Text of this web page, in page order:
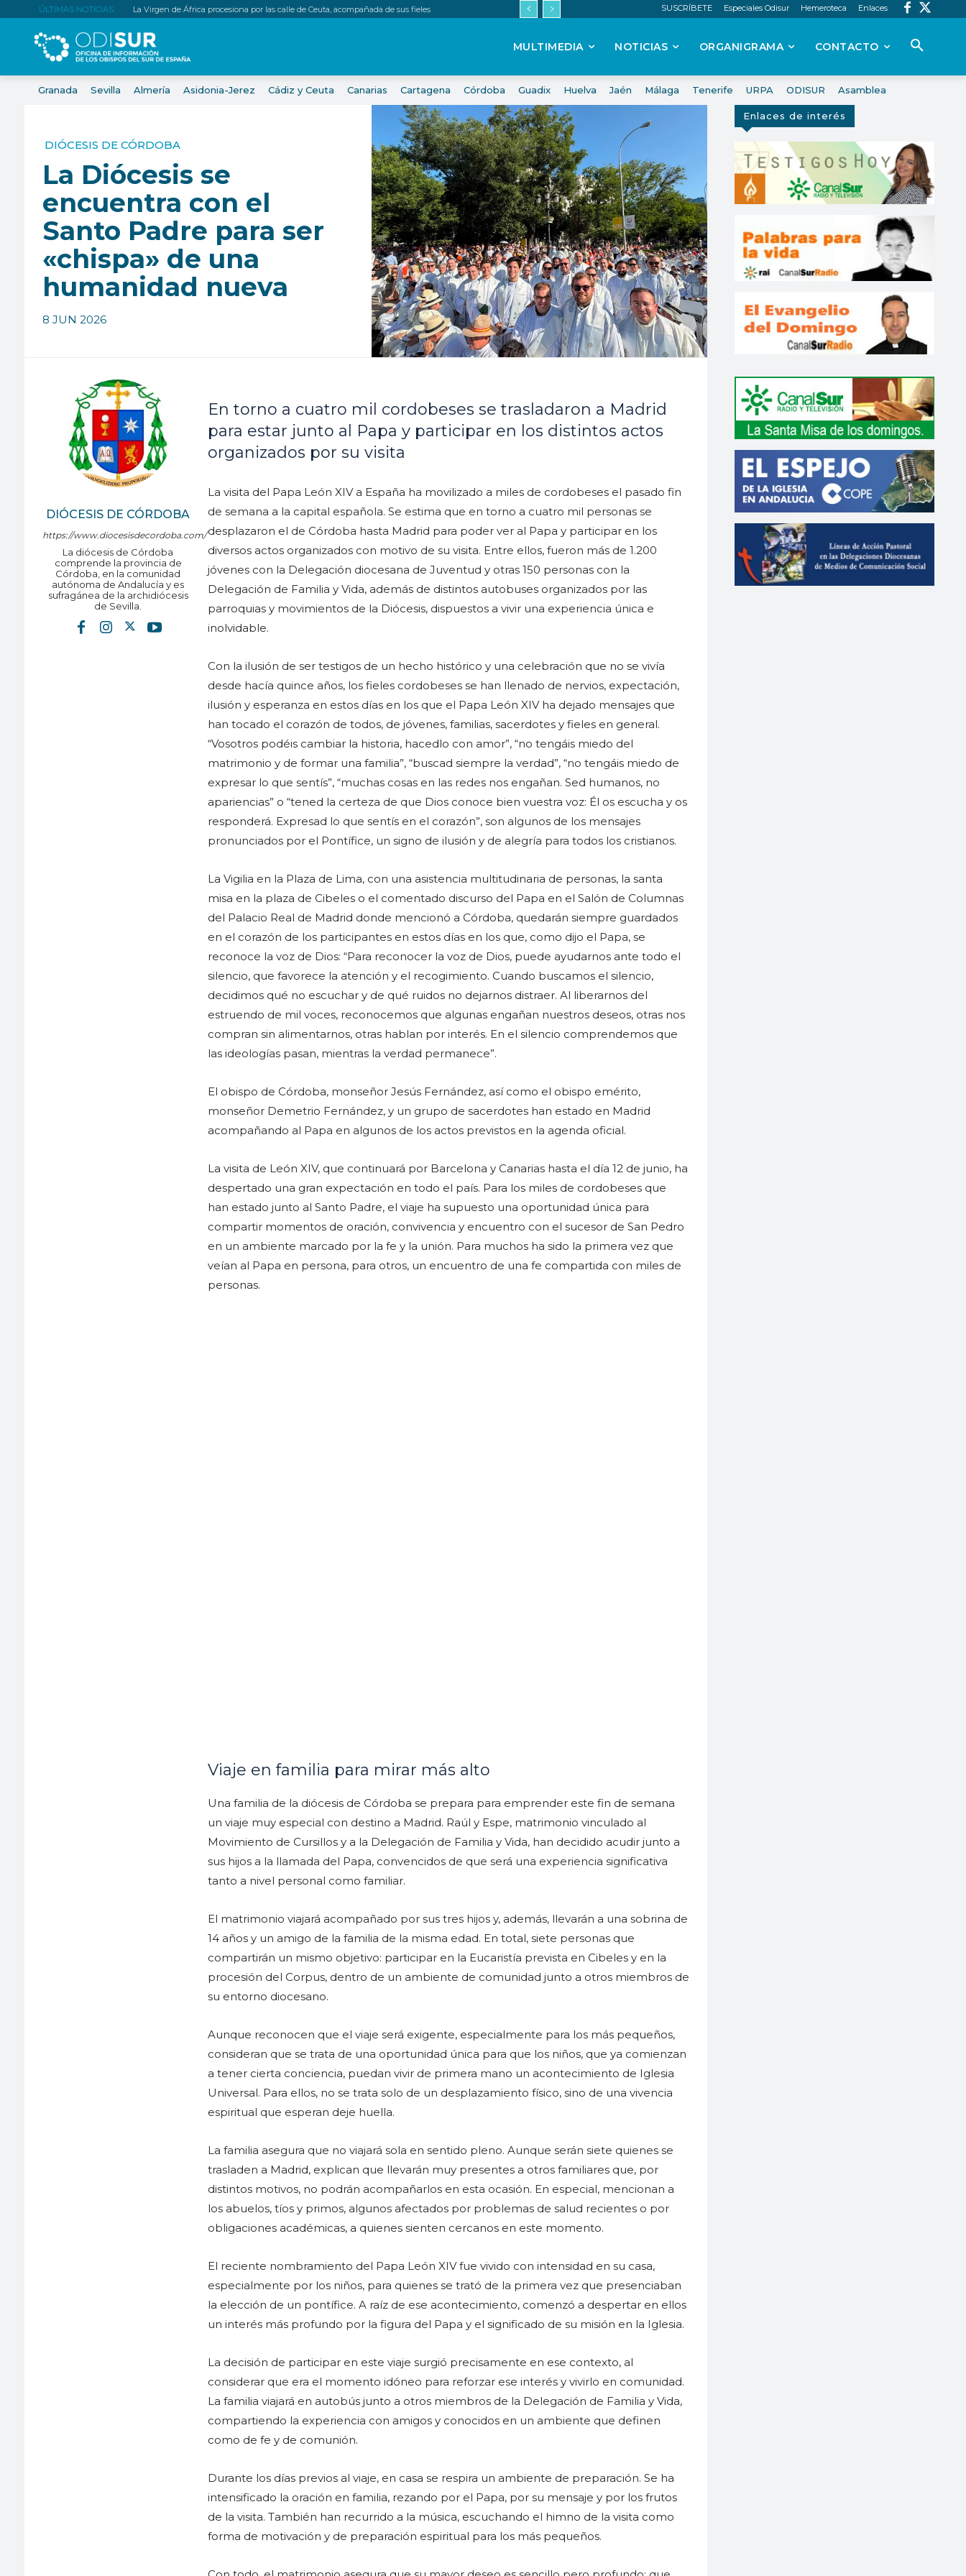
ÚLTIMAS NOTICIAS: La Virgen de África procesiona por las calle de Ceuta, acompañada de sus fieles SUSCRÍBETE Especiales Odisur Hemeroteca Enlaces
MULTIMEDIA NOTICIAS ORGANIGRAMA CONTACTO
Granada Sevilla Almería Asidonia-Jerez Cádiz y Ceuta Canarias Cartagena Córdoba Guadix Huelva Jaén Málaga Tenerife URPA ODISUR Asamblea
DIÓCESIS DE CÓRDOBA
La Diócesis se
encuentra con el
Santo Padre para ser
«chispa» de una
humanidad nueva
8 JUN 2026
DIÓCESIS DE CÓRDOBA
https://www.diocesisdecordoba.com/
La diócesis de Córdoba
comprende la provincia de
Córdoba, en la comunidad
autónoma de Andalucía y es
sufragánea de la archidiócesis
de Sevilla.
En torno a cuatro mil cordobeses se trasladaron a Madrid
para estar junto al Papa y participar en los distintos actos
organizados por su visita
La visita del Papa León XIV a España ha movilizado a miles de cordobeses el pasado fin
de semana a la capital española. Se estima que en torno a cuatro mil personas se
desplazaron el de Córdoba hasta Madrid para poder ver al Papa y participar en los
diversos actos organizados con motivo de su visita. Entre ellos, fueron más de 1.200
jóvenes con la Delegación diocesana de Juventud y otras 150 personas con la
Delegación de Familia y Vida, además de distintos autobuses organizados por las
parroquias y movimientos de la Diócesis, dispuestos a vivir una experiencia única e
inolvidable.
Con la ilusión de ser testigos de un hecho histórico y una celebración que no se vivía
desde hacía quince años, los fieles cordobeses se han llenado de nervios, expectación,
ilusión y esperanza en estos días en los que el Papa León XIV ha dejado mensajes que
han tocado el corazón de todos, de jóvenes, familias, sacerdotes y fieles en general.
“Vosotros podéis cambiar la historia, hacedlo con amor”, “no tengáis miedo del
matrimonio y de formar una familia”, “buscad siempre la verdad”, “no tengáis miedo de
expresar lo que sentís”, “muchas cosas en las redes nos engañan. Sed humanos, no
apariencias” o “tened la certeza de que Dios conoce bien vuestra voz: Él os escucha y os
responderá. Expresad lo que sentís en el corazón”, son algunos de los mensajes
pronunciados por el Pontífice, un signo de ilusión y de alegría para todos los cristianos.
La Vigilia en la Plaza de Lima, con una asistencia multitudinaria de personas, la santa
misa en la plaza de Cibeles o el comentado discurso del Papa en el Salón de Columnas
del Palacio Real de Madrid donde mencionó a Córdoba, quedarán siempre guardados
en el corazón de los participantes en estos días en los que, como dijo el Papa, se
reconoce la voz de Dios: “Para reconocer la voz de Dios, puede ayudarnos ante todo el
silencio, que favorece la atención y el recogimiento. Cuando buscamos el silencio,
decidimos qué no escuchar y de qué ruidos no dejarnos distraer. Al liberarnos del
estruendo de mil voces, reconocemos que algunas engañan nuestros deseos, otras nos
compran sin alimentarnos, otras hablan por interés. En el silencio comprendemos que
las ideologías pasan, mientras la verdad permanece”.
El obispo de Córdoba, monseñor Jesús Fernández, así como el obispo emérito,
monseñor Demetrio Fernández, y un grupo de sacerdotes han estado en Madrid
acompañando al Papa en algunos de los actos previstos en la agenda oficial.
La visita de León XIV, que continuará por Barcelona y Canarias hasta el día 12 de junio, ha
despertado una gran expectación en todo el país. Para los miles de cordobeses que
han estado junto al Santo Padre, el viaje ha supuesto una oportunidad única para
compartir momentos de oración, convivencia y encuentro con el sucesor de San Pedro
en un ambiente marcado por la fe y la unión. Para muchos ha sido la primera vez que
veían al Papa en persona, para otros, un encuentro de una fe compartida con miles de
personas.
Viaje en familia para mirar más alto
Una familia de la diócesis de Córdoba se prepara para emprender este fin de semana
un viaje muy especial con destino a Madrid. Raúl y Espe, matrimonio vinculado al
Movimiento de Cursillos y a la Delegación de Familia y Vida, han decidido acudir junto a
sus hijos a la llamada del Papa, convencidos de que será una experiencia significativa
tanto a nivel personal como familiar.
El matrimonio viajará acompañado por sus tres hijos y, además, llevarán a una sobrina de
14 años y un amigo de la familia de la misma edad. En total, siete personas que
compartirán un mismo objetivo: participar en la Eucaristía prevista en Cibeles y en la
procesión del Corpus, dentro de un ambiente de comunidad junto a otros miembros de
su entorno diocesano.
Aunque reconocen que el viaje será exigente, especialmente para los más pequeños,
consideran que se trata de una oportunidad única para que los niños, que ya comienzan
a tener cierta conciencia, puedan vivir de primera mano un acontecimiento de Iglesia
Universal. Para ellos, no se trata solo de un desplazamiento físico, sino de una vivencia
espiritual que esperan deje huella.
La familia asegura que no viajará sola en sentido pleno. Aunque serán siete quienes se
trasladen a Madrid, explican que llevarán muy presentes a otros familiares que, por
distintos motivos, no podrán acompañarlos en esta ocasión. En especial, mencionan a
los abuelos, tíos y primos, algunos afectados por problemas de salud recientes o por
obligaciones académicas, a quienes sienten cercanos en este momento.
El reciente nombramiento del Papa León XIV fue vivido con intensidad en su casa,
especialmente por los niños, para quienes se trató de la primera vez que presenciaban
la elección de un pontífice. A raíz de ese acontecimiento, comenzó a despertar en ellos
un interés más profundo por la figura del Papa y el significado de su misión en la Iglesia.
La decisión de participar en este viaje surgió precisamente en ese contexto, al
considerar que era el momento idóneo para reforzar ese interés y vivirlo en comunidad.
La familia viajará en autobús junto a otros miembros de la Delegación de Familia y Vida,
compartiendo la experiencia con amigos y conocidos en un ambiente que definen
como de fe y de comunión.
Durante los días previos al viaje, en casa se respira un ambiente de preparación. Se ha
intensificado la oración en familia, rezando por el Papa, por su mensaje y por los frutos
de la visita. También han recurrido a la música, escuchando el himno de la visita como
forma de motivación y de preparación espiritual para los más pequeños.
Enlaces de interés